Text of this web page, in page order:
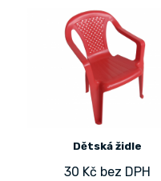
Dětská židle
30 Kč bez DPH